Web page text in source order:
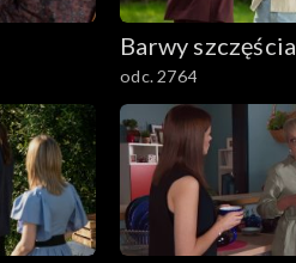
Barwy szczęścia
odc. 2764